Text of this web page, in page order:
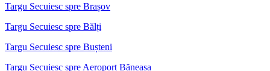
Targu Secuiesc spre Brașov
Targu Secuiesc spre Bălți
Targu Secuiesc spre Bușteni
Targu Secuiesc spre Aeroport Băneasa